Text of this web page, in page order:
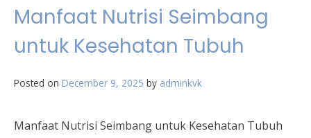
Manfaat Nutrisi Seimbang
untuk Kesehatan Tubuh
Posted on December 9, 2025 by adminkvk
Manfaat Nutrisi Seimbang untuk Kesehatan Tubuh